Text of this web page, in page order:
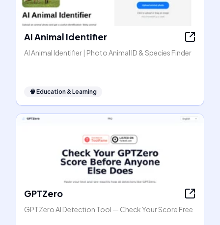
AI Animal Identifier
AI Animal Identifier | Photo Animal ID & Species Finder
🧠 Education & Learning
GPTZero
GPTZero AI Detection Tool — Check Your Score Free